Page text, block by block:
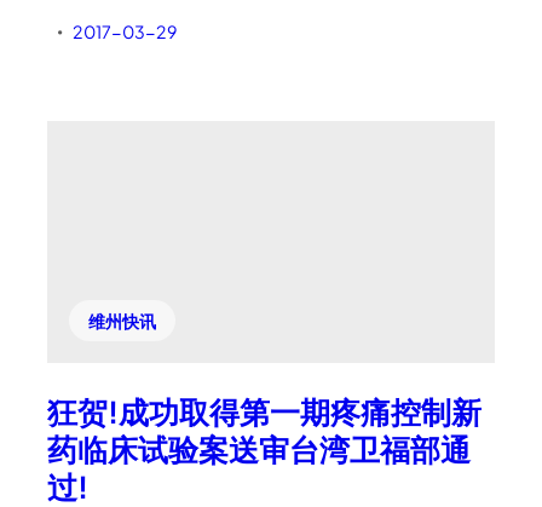
• 2017-03-29
维州快讯
狂贺!成功取得第一期疼痛控制新
药临床试验案送审台湾卫福部通
过!